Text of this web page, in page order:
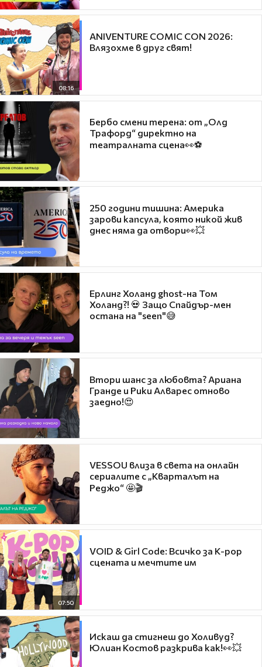
08:16
ANIVENTURE COMIC CON 2026:
Влязохме в друг свят!
Бербо смени терена: от „Олд
Трафорд“ директно на
театралната сцена👀⚽
250 години тишина: Америка
зарови капсула, която никой жив
днес няма да отвори👀💥
Ерлинг Холанд ghost-на Том
Холанд?! 💀 Защо Спайдър-мен
остана на "seen"😅
Втори шанс за любовта? Ариана
Гранде и Рики Алварес отново
заедно!😍
VESSOU влиза в света на онлайн
сериалите с „Кварталът на
Реджо“ 🤩🎬
07:50
VOID & Girl Code: Всичко за K-pop
сцената и мечтите им
Искаш да стигнеш до Холивуд?
Юлиан Костов разкрива как!👀💥